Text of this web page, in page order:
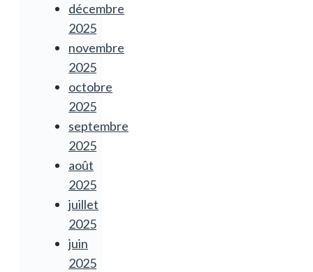
décembre
2025
novembre
2025
octobre
2025
septembre
2025
août
2025
juillet
2025
juin
2025